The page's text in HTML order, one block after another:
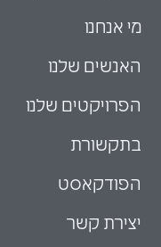
מי אנחנו
האנשים שלנו
הפרויקטים שלנו
בתקשורת
הפודקאסט
יצירת קשר